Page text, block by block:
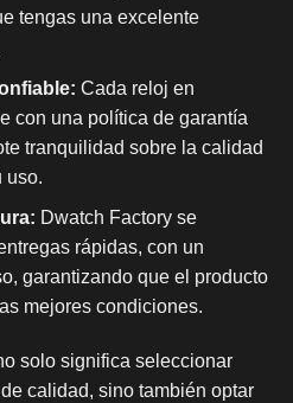
tengas una excelente
Cada reloj en
con una política de garantía
tranquilidad sobre la calidad
uso.
Dwatch Factory se
rápidas, con un
garantizando que el producto
mejores condiciones.
solo significa seleccionar
calidad, sino también optar